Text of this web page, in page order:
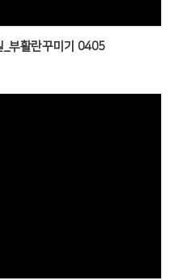
부활란꾸미기 0405